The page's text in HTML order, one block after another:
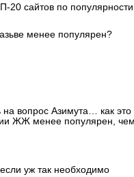
20 сайтов по
менее популярен?
на вопрос Азимута… как это
ЖЖ менее популярен,
уж так необходимо